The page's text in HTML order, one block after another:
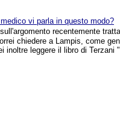
vi parla in questo modo?
recentemente
chiedere a Lampis, come
inoltre leggere il libro di